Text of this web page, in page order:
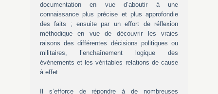
documentation en vue d’aboutir à une
connaissance plus précise et plus approfondie
des faits ; ensuite par un effort de réflexion
méthodique en vue de découvrir les vraies
raisons des différentes décisions politiques ou
militaires, l’enchaînement logique des
événements et les véritables relations de cause
à effet.
Il s’efforce de répondre à de nombreuses